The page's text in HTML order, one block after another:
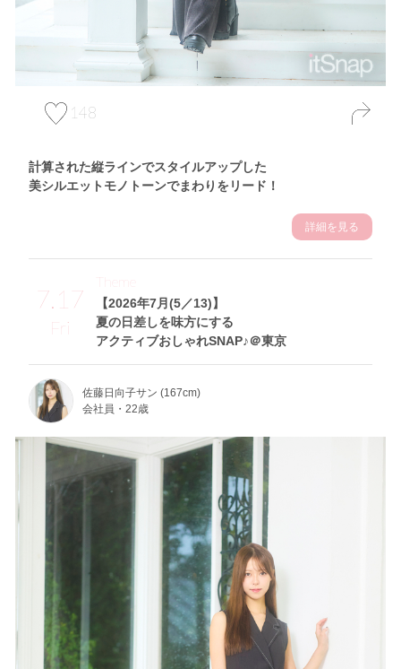
148
計算された縦ラインでスタイルアップした
美シルエットモノトーンでまわりをリード！
詳細を見る
7.17
Fri
【2026年7月(5／13)】
夏の日差しを味方にする
アクティブおしゃれSNAP♪＠東京
Theme
佐藤日向子サン (167cm)
会社員・22歳